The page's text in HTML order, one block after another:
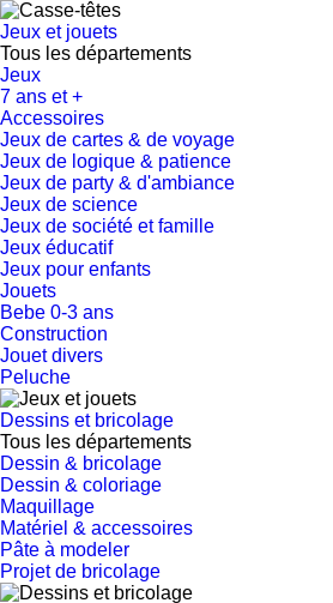
Jeux et jouets
Tous les départements
Jeux
7 ans et +
Accessoires
Jeux de cartes & de voyage
Jeux de logique & patience
Jeux de party & d'ambiance
Jeux de science
Jeux de société et famille
Jeux éducatif
Jeux pour enfants
Jouets
Bebe 0-3 ans
Construction
Jouet divers
Peluche
Dessins et bricolage
Tous les départements
Dessin & bricolage
Dessin & coloriage
Maquillage
Matériel & accessoires
Pâte à modeler
Projet de bricolage